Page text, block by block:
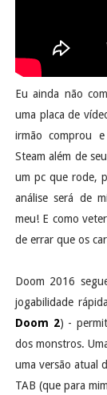
Eu ainda não
uma placa de
irmão comprou
Steam além de
um pc que rode,
análise será de
meu! E como
de errar que os
Doom 2016
jogabilidade
Doom 2) -
dos monstros.
uma versão atual
TAB (que para